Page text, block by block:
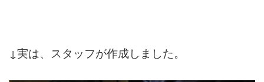
↓実は、スタッフが作成しました。